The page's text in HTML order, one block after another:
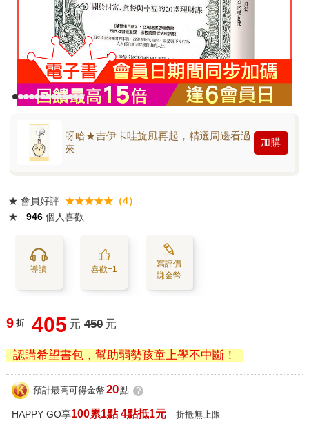
呀哈★吉伊卡哇旋風再起，精選周邊看過
來
加購
★ 會員好評 ★★★★★（4）
★
946 個人喜歡
導讀 喜歡+1
寫評價
賺金幣
9 折 405 元 450 元
認購希望書包，幫助弱勢孩童上學不中斷！
預計最高可得金幣 20點 ?
HAPPY GO享100累1點 4點抵1元 折抵無上限